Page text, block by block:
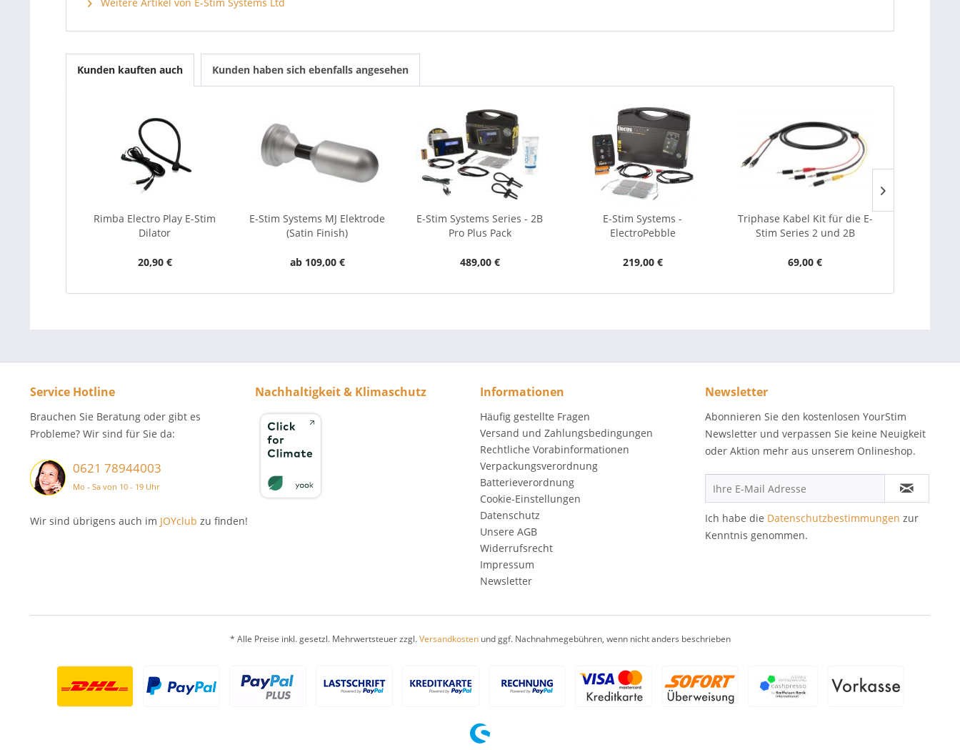
Kunden kauften auch Kunden haben sich ebenfalls angesehen
Rimba Electro Play E-Stim
Dilator
20,90 €
E-Stim Systems MJ Elektrode
(Satin Finish)
ab 109,00 €
E-Stim Systems Series - 2B
Pro Plus Pack
489,00 €
E-Stim Systems -
ElectroPebble
219,00 €
Triphase Kabel Kit für die E-
Stim Series 2 und 2B
69,00 €
Service Hotline
Brauchen Sie Beratung oder gibt es
Probleme? Wir sind für Sie da:
0621 78944003
Mo - Sa von 10 - 19 Uhr
Wir sind übrigens auch im JOYclub zu finden!
Nachhaltigkeit & Klimaschutz Informationen
Häufig gestellte Fragen
Versand und Zahlungsbedingungen
Rechtliche Vorabinformationen
Verpackungsverordnung
Batterieverordnung
Cookie-Einstellungen
Datenschutz
Unsere AGB
Widerrufsrecht
Impressum
Newsletter
Newsletter
Abonnieren Sie den kostenlosen YourStim
Newsletter und verpassen Sie keine Neuigkeit
oder Aktion mehr aus unserem Onlineshop.
Ich habe die Datenschutzbestimmungen zur
Kenntnis genommen.
* Alle Preise inkl. gesetzl. Mehrwertsteuer zzgl.Versandkostenund ggf. Nachnahmegebühren, wenn nicht anders beschrieben